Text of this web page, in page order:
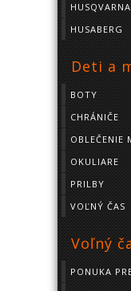
HUSQVARNA
HUSABERG
Deti a
BOTY
CHRÁNIČE
OBLEČENIE
OKULIARE
PRILBY
VOĽNÝ ČAS
Voľný
PONUKA